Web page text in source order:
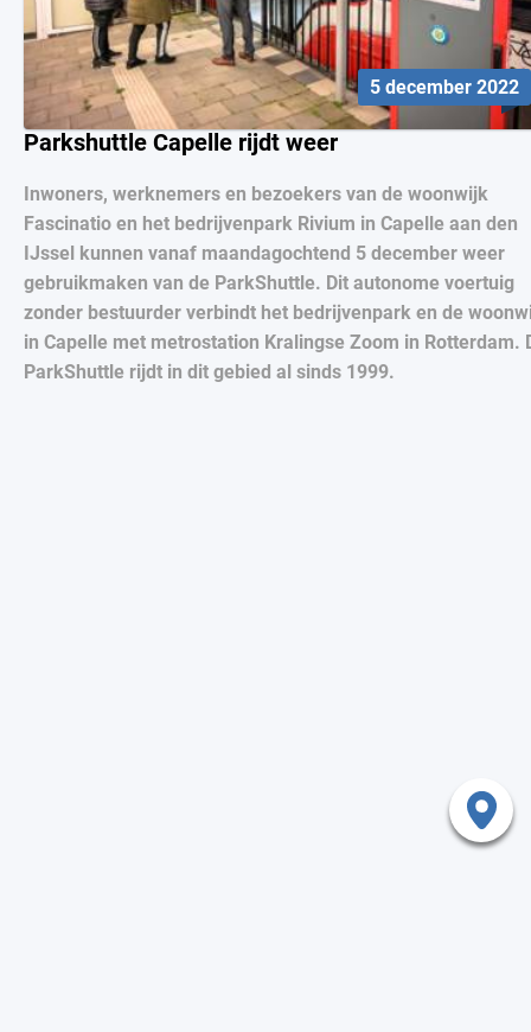
5 december 2022
Parkshuttle Capelle rijdt weer
Inwoners, werknemers en bezoekers van de woonwijk
Fascinatio en het bedrijvenpark Rivium in Capelle aan den
IJssel kunnen vanaf maandagochtend 5 december weer
gebruikmaken van de ParkShuttle. Dit autonome voertuig
zonder bestuurder verbindt het bedrijvenpark en de
in Capelle met metrostation Kralingse Zoom in Rotterdam.
ParkShuttle rijdt in dit gebied al sinds 1999.